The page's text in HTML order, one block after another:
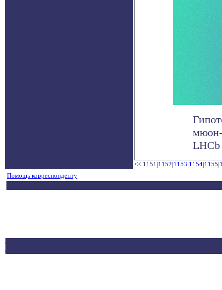
мюон-
LHCb
<< 1151|1152|1153|1154|1155|
Помощь корреспонденту